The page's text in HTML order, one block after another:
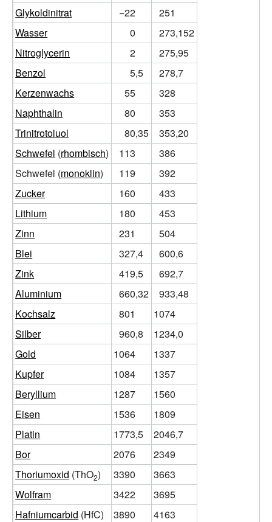
Glykoldinitrat
−22
251
Wasser
0
273,152
Nitroglycerin
2
275,95
Benzol
5,5
278,7
Kerzenwachs
55
328
Naphthalin
80
353
Trinitrotoluol
80,35
353,20
Schwefel (rhombisch) 113
386
Schwefel (monoklin) 119
392
Zucker
160
433
Lithium
180
453
Zinn
231
504
Blei
327,4
600,6
Zink
419,5
692,7
Aluminium
660,32
933,48
Kochsalz
801
1074
Silber
960,8
1234,0
Gold
1064
1337
Kupfer
1084
1357
Beryllium
1287
1560
Eisen
1536
1809
Platin
1773,5
2046,7
Bor
2076
2349
Thoriumoxid (ThO2) 3390
3663
Wolfram
3422
3695
Hafniumcarbid (HfC) 3890
4163